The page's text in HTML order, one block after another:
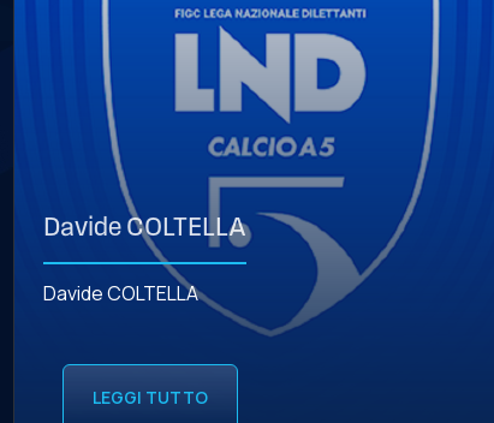
Davide COLTELLA
Davide COLTELLA
LEGGI TUTTO